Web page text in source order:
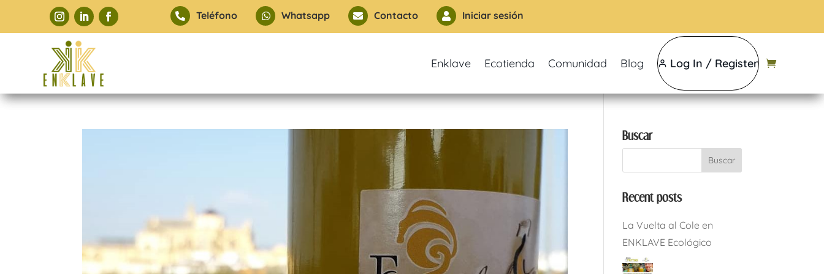
 Teléfono  Whatsapp  Contacto  Iniciar sesión
Enklave Ecotienda Comunidad Blog Log In / Register
Buscar
Recent posts
La Vuelta al Cole en
ENKLAVE Ecológico